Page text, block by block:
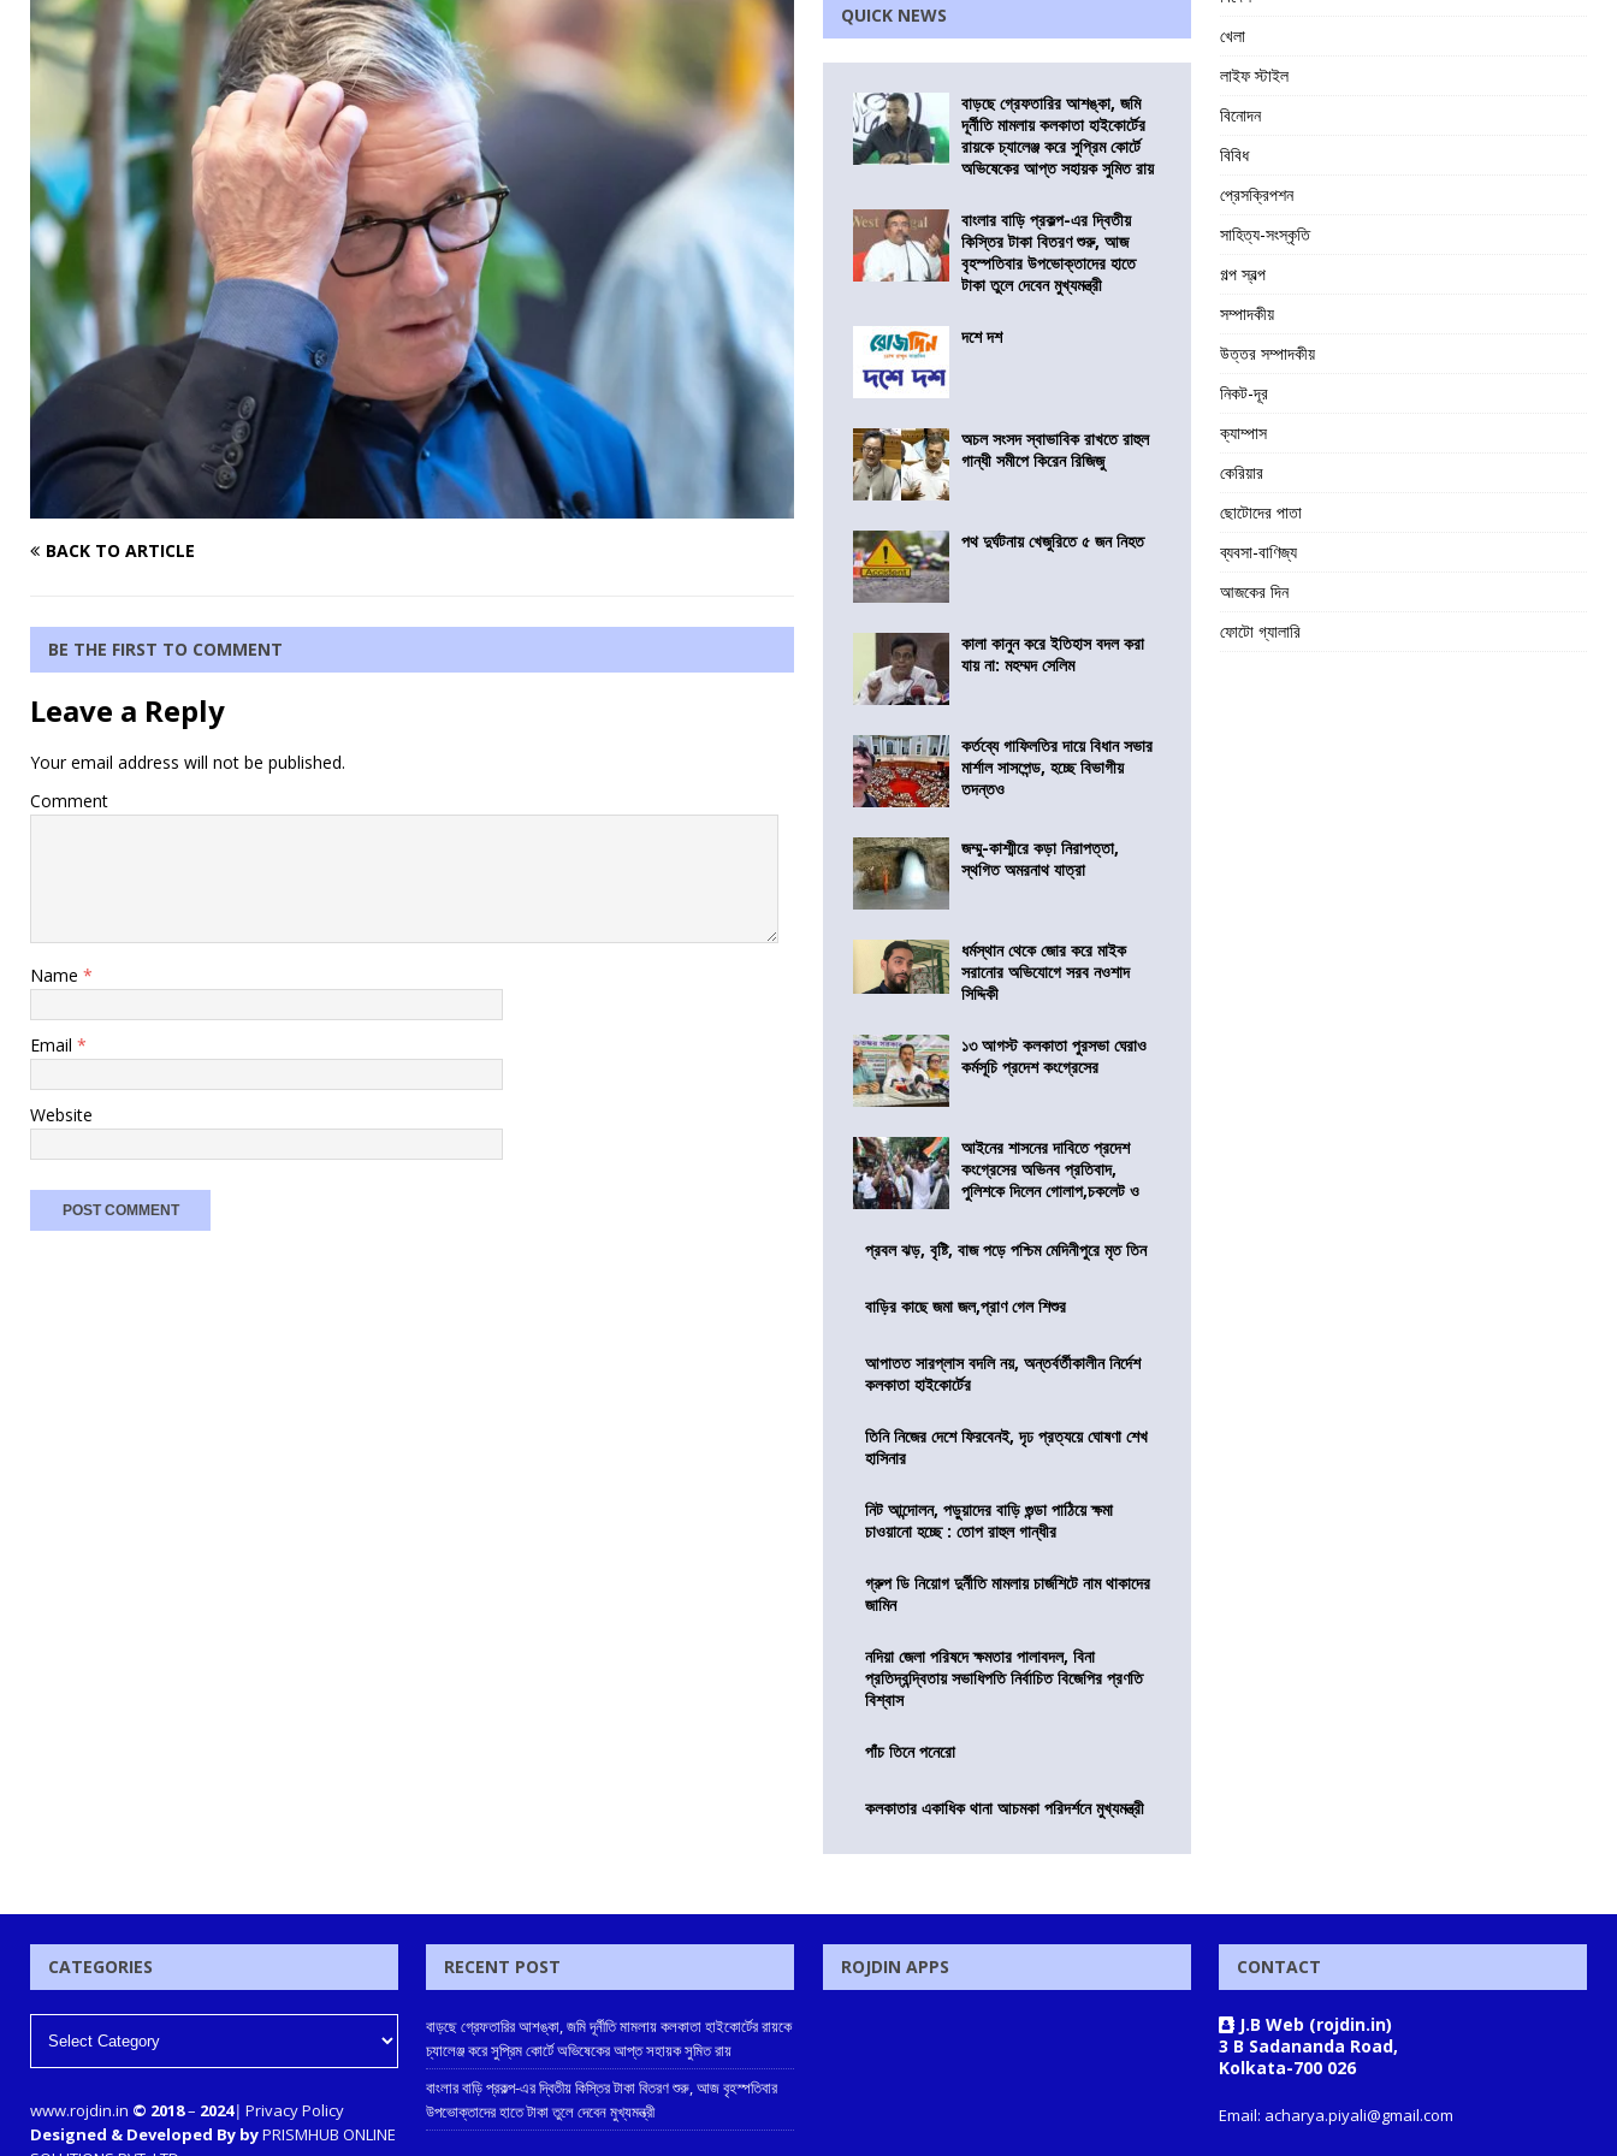
BACK TO ARTICLE
BE THE FIRST TO COMMENT
Leave a Reply
Your email address will not be published.
Comment
Name *
Email *
Website
QUICK NEWS
বাড়ছে গ্রেফতারির আশঙ্কা, জমি
দূর্নীতি মামলায় কলকাতা হাইকোর্টের
রায়কে চ্যালেঞ্জ করে সুপ্রিম কোর্টে
অভিষেকের আপ্ত সহায়ক সুমিত রায়
বাংলার বাড়ি প্রকল্প-এর দ্বিতীয়
কিস্তির টাকা বিতরণ শুরু, আজ
বৃহস্পতিবার উপভোক্তাদের হাতে
টাকা তুলে দেবেন মুখ্যমন্ত্রী
দশে দশ
অচল সংসদ স্বাভাবিক রাখতে রাহুল
গান্ধী সমীপে কিরেন রিজিজু
পথ দুর্ঘটনায় খেজুরিতে ৫ জন নিহত
কালা কানুন করে ইতিহাস বদল করা
যায় না: মহম্মদ সেলিম
কর্তব্যে গাফিলতির দায়ে বিধান সভার
মার্শাল সাসপেন্ড, হচ্ছে বিভাগীয়
তদন্তও
জম্মু-কাশ্মীরে কড়া নিরাপত্তা,
স্থগিত অমরনাথ যাত্রা
ধর্মস্থান থেকে জোর করে মাইক
সরানোর অভিযোগে সরব নওশাদ
সিদ্দিকী
১৩ আগস্ট কলকাতা পুরসভা ঘেরাও
কর্মসূচি প্রদেশ কংগ্রেসের
আইনের শাসনের দাবিতে প্রদেশ
কংগ্রেসের অভিনব প্রতিবাদ,
পুলিশকে দিলেন গোলাপ,চকলেট ও
প্রবল ঝড়, বৃষ্টি, বাজ পড়ে পশ্চিম মেদিনীপুরে মৃত তিন
বাড়ির কাছে জমা জল,প্রাণ গেল শিশুর
আপাতত সারপ্লাস বদলি নয়, অন্তর্বর্তীকালীন নির্দেশ
কলকাতা হাইকোর্টের
তিনি নিজের দেশে ফিরবেনই, দৃঢ প্রত্যয়ে ঘোষণা শেখ
হাসিনার
নিট আন্দোলন, পড়ুয়াদের বাড়ি গুন্ডা পাঠিয়ে ক্ষমা
চাওয়ানো হচ্ছে : তোপ রাহুল গান্ধীর
গ্রুপ ডি নিয়োগ দুর্নীতি মামলায় চার্জশিটে নাম থাকাদের
জামিন
নদিয়া জেলা পরিষদে ক্ষমতার পালাবদল, বিনা
প্রতিদ্বন্দ্বিতায় সভাধিপতি নির্বাচিত বিজেপির প্রণতি
বিশ্বাস
পাঁচ তিনে পনেরো
কলকাতার একাধিক থানা আচমকা পরিদর্শনে মুখ্যমন্ত্রী
খেলা
লাইফ স্টাইল
বিনোদন
বিবিধ
প্রেসক্রিপশন
সাহিত্য-সংস্কৃতি
গল্প স্বল্প
সম্পাদকীয়
উত্তর সম্পাদকীয়
নিকট-দূর
ক্যাম্পাস
কেরিয়ার
ছোটোদের পাতা
ব্যবসা-বাণিজ্য
আজকের দিন
ফোটো গ্যালারি
CATEGORIES
www.rojdin.in © 2018– 2024| Privacy Policy
Designed & Developed By byPRISMHUB ONLINE
RECENT POST
বাড়ছে গ্রেফতারির আশঙ্কা, জমি দূর্নীতি মামলায় কলকাতা হাইকোর্টের রায়কে
চ্যালেঞ্জ করে সুপ্রিম কোর্টে অভিষেকের আপ্ত সহায়ক সুমিত রায়
বাংলার বাড়ি প্রকল্প-এর দ্বিতীয় কিস্তির টাকা বিতরণ শুরু, আজ বৃহস্পতিবার
উপভোক্তাদের হাতে টাকা তুলে দেবেন মুখ্যমন্ত্রী
ROJDIN APPS CONTACT
J.B Web (rojdin.in)
3 B Sadananda Road,
Kolkata-700 026
Email: acharya.piyali@gmail.com